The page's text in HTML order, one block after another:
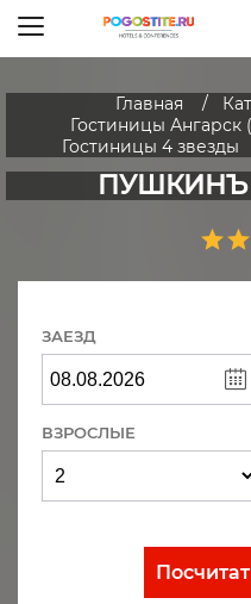
Главная
Гостиницы Ангарск
Гостиницы 4 звезды
ПУШКИНЪ
ЗАЕЗД
ВЗРОСЛЫЕ